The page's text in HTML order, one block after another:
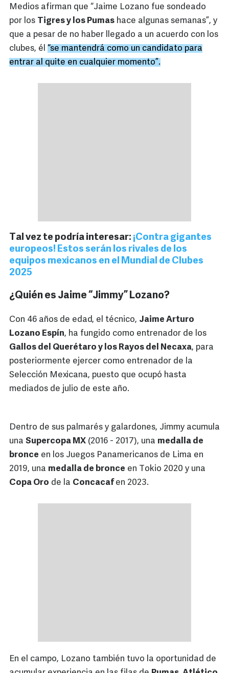
Medios afirman que “Jaime Lozano fue sondeado
por los Tigres y los Pumas hace algunas semanas”, y
que a pesar de no haber llegado a un acuerdo con los
clubes, él “se mantendrá como un candidato para
entrar al quite en cualquier momento”.
Tal vez te podría interesar: ¡Contra gigantes
europeos! Estos serán los rivales de los
equipos mexicanos en el Mundial de Clubes
2025
¿Quién es Jaime “Jimmy” Lozano?
Con 46 años de edad, el técnico, Jaime Arturo
Lozano Espín, ha fungido como entrenador de los
Gallos del Querétaro y los Rayos del Necaxa, para
posteriormente ejercer como entrenador de la
Selección Mexicana, puesto que ocupó hasta
mediados de julio de este año.
Dentro de sus palmarés y galardones, Jimmy acumula
una Supercopa MX (2016 - 2017), una medalla de
bronce en los Juegos Panamericanos de Lima en
2019, una medalla de bronce en Tokio 2020 y una
Copa Oro de la Concacaf en 2023.
En el campo, Lozano también tuvo la oportunidad de